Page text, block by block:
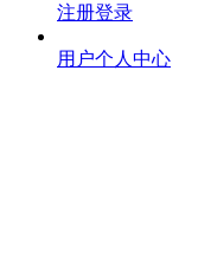
注册登录
用户个人中心